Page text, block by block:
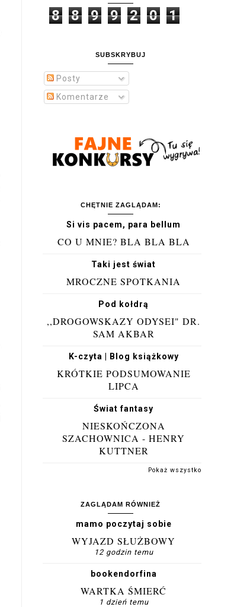
8 8 9 9 2 0 1
SUBSKRYBUJ
Posty
Komentarze
CHĘTNIE ZAGLĄDAM:
Si vis pacem, para bellum
CO U MNIE? BLA BLA BLA
Taki jest świat
MROCZNE SPOTKANIA
Pod kołdrą
,,DROGOWSKAZY ODYSEI" DR.
SAM AKBAR
K-czyta | Blog książkowy
KRÓTKIE PODSUMOWANIE
LIPCA
Świat fantasy
NIESKOŃCZONA
SZACHOWNICA - HENRY
KUTTNER
Pokaż wszystko
ZAGLĄDAM RÓWNIEŻ
mamo poczytaj sobie
WYJAZD SŁUŻBOWY
12 godzin temu
bookendorfina
WARTKA ŚMIERĆ
1 dzień temu